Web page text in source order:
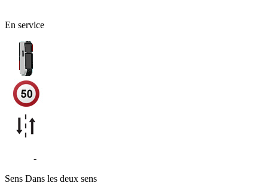
En service
-
Sens Dans les deux sens